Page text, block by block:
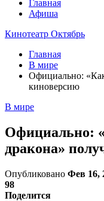
Главная
Афиша
Кинотеатр Октябрь
Главная
В мире
Официально:
киноверсию
В мире
Официально:
дракона»
Опубликовано Фев 16,
98
Поделится